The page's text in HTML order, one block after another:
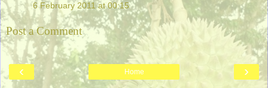
6 February 2011 at 00:15
Post a Comment
‹ ›
Home